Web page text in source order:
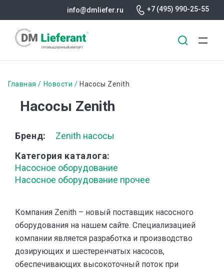
содержанию
info@dmliefer.ru +7 (495) 990-25-55
Строка
навигации
Главная Новости Насосы Zenith
Насосы Zenith
Бренд
Zenith насосы
Категория каталога
Насосное оборудование
Насосное оборудование прочее
Компания Zenith – новый поставщик насосного
оборудования на нашем сайте. Специализацией
компании является разработка и производство
дозирующих и шестеренчатых насосов,
обеспечивающих высокоточный поток при